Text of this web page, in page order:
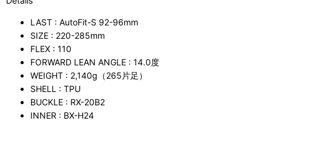
LAST : AutoFit-S 92-96mm
SIZE : 220-285mm
FLEX : 110
FORWARD LEAN ANGLE : 14.0度
WEIGHT : 2,140g（265片足）
SHELL : TPU
BUCKLE : RX-20B2
INNER : BX-H24